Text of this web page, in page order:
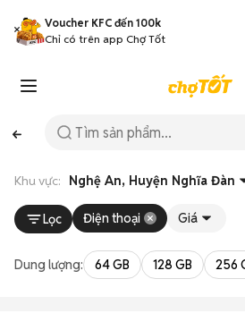
Voucher KFC đến 100k
Chỉ có trên app Chợ Tốt
Khu vực: Nghệ An, Huyện Nghĩa Đàn
Lọc Điện thoại Giá
Dung lượng: 64 GB 128 GB 256